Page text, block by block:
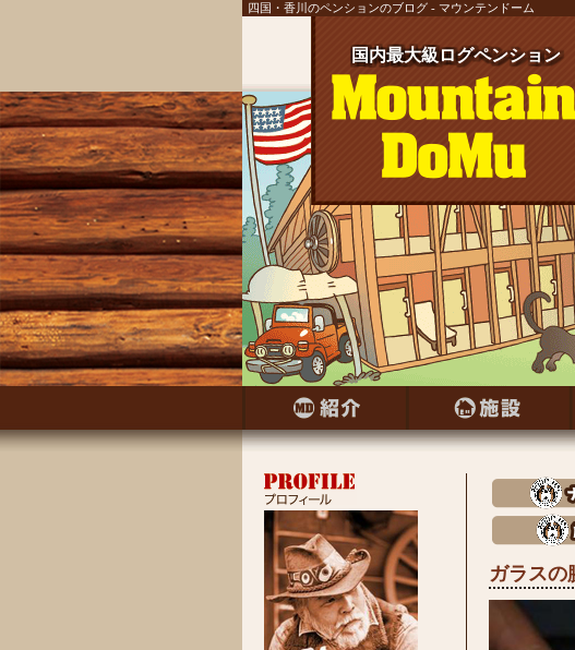
四国・香川のペンションのブログ - マウンテンドーム
国内最大級ログペンション
国内最大級ログペンション
国内最大級ログペンション
国内最大級ログペンション
国内最大級ログペンション
国内最大級ログペンション
国内最大級ログペンション
国内最大級ログペンション
国内最大級ログペンション
国内最大級ログペンション
国内最大級ログペンション
国内最大級ログペンション
国内最大級ログペンション
国内最大級ログペンション
国内最大級ログペンション
国内最大級ログペンション
国内最大級ログペンション
国内最大級ログペンション
国内最大級ログペンション
国内最大級ログペンション
国内最大級ログペンション
国内最大級ログペンション
国内最大級ログペンション
国内最大級ログペンション
国内最大級ログペンション
ガラスの